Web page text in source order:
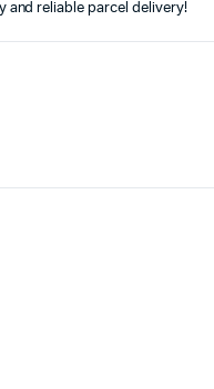
and reliable parcel delivery!